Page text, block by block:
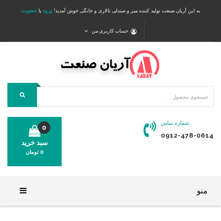
به این آریان صنعت تولید کننده میز و صندلی تالاری و خانگی خوش آمدید! ورود یا عضویت
حساب کاربری من
شماره تماس
0912-478-0614
سبد خرید
0
0 تومان
منو